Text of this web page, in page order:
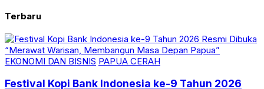
Terbaru
EKONOMI DAN BISNIS PAPUA CERAH
Festival Kopi Bank Indonesia ke-9 Tahun 2026